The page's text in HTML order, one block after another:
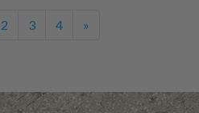
2 3 4 »